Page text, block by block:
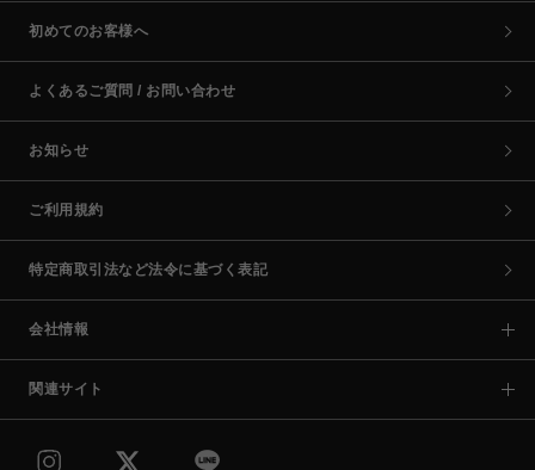
初めてのお客様へ
よくあるご質問 / お問い合わせ
お知らせ
ご利用規約
特定商取引法など法令に基づく表記
会社情報
関連サイト